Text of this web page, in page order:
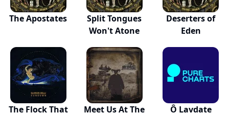
The Apostates
Split Tongues
Won't Atone
Deserters of
Eden
The Flock That
Meet Us At The
Ô Lavdate